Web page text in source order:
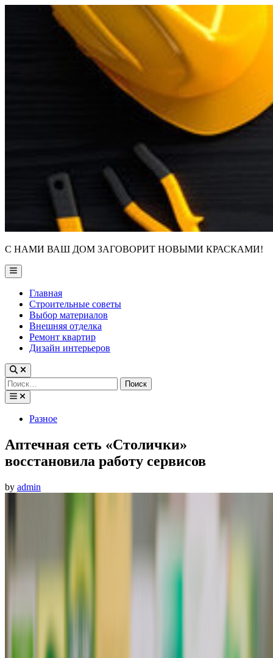
С НАМИ ВАШ ДОМ ЗАГОВОРИТ НОВЫМИ КРАСКАМИ!
Main
Menu
Главная
Строительные советы
Выбор материалов
Внешняя отделка
Ремонт квартир
Дизайн интерьеров
Найти:
PostedРазное
Аптечная сеть «Столички»
восстановила работу сервисов
by admin